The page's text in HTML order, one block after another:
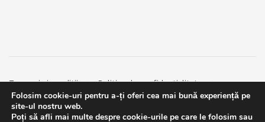
Termeni si conditii
Politica de confidentialitate
Facebook
Contact
© 2019bpnews- Business & Politics Newsbpnews.
Folosim cookie-uri pentru a-ți oferi cea mai bună experiență pe
site-ul nostru web.
Poți să afli mai multe despre cookie-urile pe care le folosim sau